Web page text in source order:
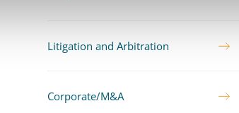
Litigation and Arbitration
Corporate/M&A